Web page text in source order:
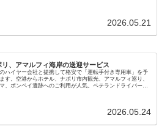
2026.05.21
リ、アマルフィ海岸の送迎サービス
ハイヤー会社と提携して格安で「運転手付き専用車」を予
す。空港からホテル、ナポリ市内観光、アマルフィ巡り、
、ポンペイ遺跡へのご利用が人気。ベテランドライバーで
2026.05.24